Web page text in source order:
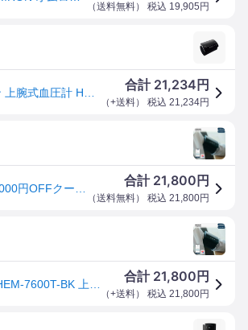
（送料無料） 税込 19,905 円
合計 21,234 円
（+送料） 税込 21,234円
合計 21,800 円
（送料無料） 税込 21,800円
合計 21,800 円
（+送料） 税込 21,800円